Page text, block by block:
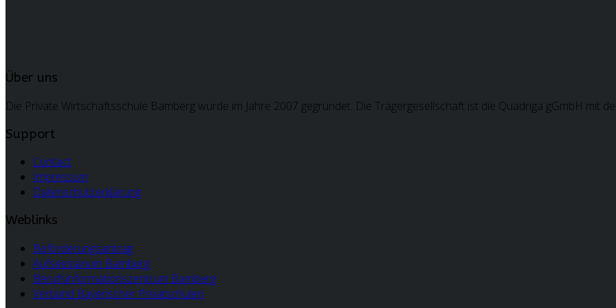
Über uns
Die Private Wirtschaftsschule Bamberg wurde im Jahre 2007 gegründet. Die Trägergesellschaft ist die Quadriga gGmbH mit
Support
Contact
Impressum
Datenschutzerklärung
Weblinks
Beförderungsantrag
Aufseesianum Bamberg
Berufsinformationszentrum Bamberg
Verband Bayerischer Privatschulen